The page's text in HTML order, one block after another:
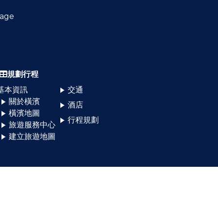
規劃行程
本資訊
關於橫濱
橫濱地圖
旅遊服務中心
建立旅遊地圖
交通
酒店
行程規劃